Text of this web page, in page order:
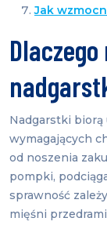
Jak
Nadgarstki biorą
wymagających
od noszenia
pompki,
sprawność
mięśni